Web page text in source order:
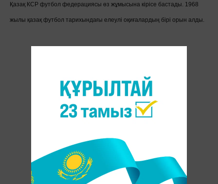
Қазақ КСР футбол федерациясы өз жұмысына кірісе бастады. 1968
жылы қазақ футбол тарихындағы елеулі оқиғалардың бірі орын алды.